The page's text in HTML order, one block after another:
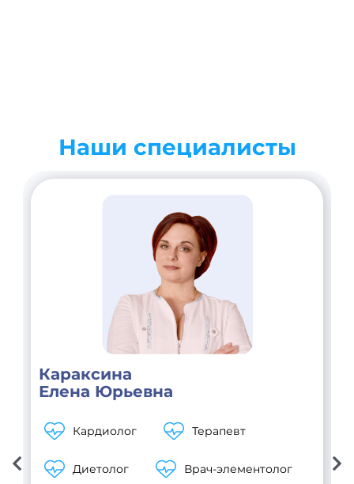
Наши специалисты
Караксина
Елена Юрьевна
Кардиолог Терапевт
Диетолог Врач-элементолог